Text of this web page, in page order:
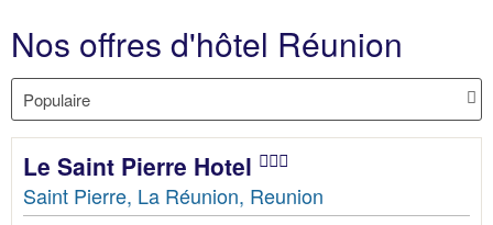
Nos offres d'hôtel Réunion
Le Saint Pierre Hotel
Saint Pierre, La Réunion, Reunion